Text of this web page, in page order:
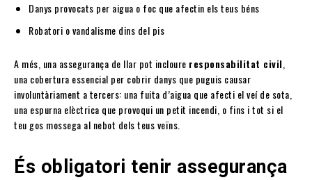
Danys provocats per aigua o foc que afectin els teus béns
Robatori o vandalisme dins del pis
A més, una assegurança de llar pot incloure responsabilitat civil,
una cobertura essencial per cobrir danys que puguis causar
involuntàriament a tercers: una fuita d’aigua que afecti el veí de sota,
una espurna elèctrica que provoqui un petit incendi, o fins i tot si el
teu gos mossega al nebot dels teus veïns.
És obligatori tenir assegurança